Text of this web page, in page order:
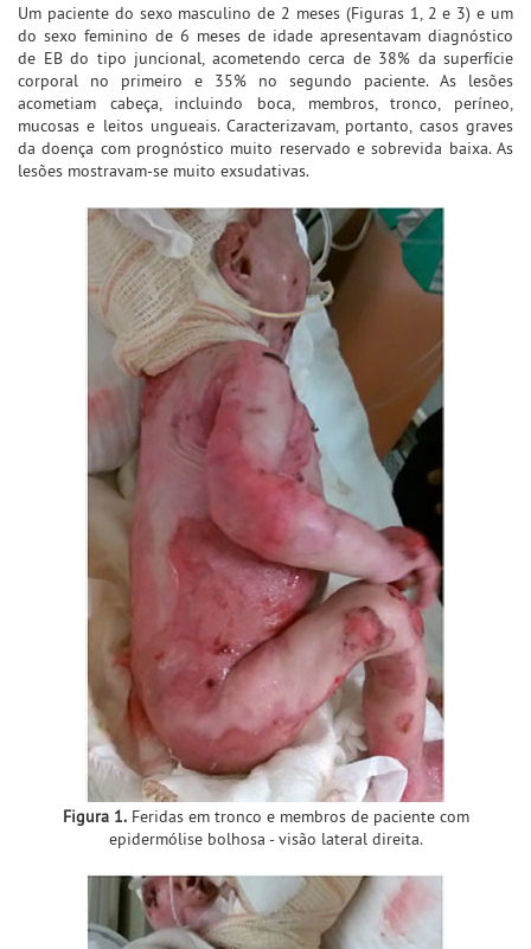
Um paciente do sexo masculino de 2 meses (Figuras 1, 2 e 3) e um
do sexo feminino de 6 meses de idade apresentavam diagnóstico
de EB do tipo juncional, acometendo cerca de 38% da superfície
corporal no primeiro e 35% no segundo paciente. As lesões
acometiam cabeça, incluindo boca, membros, tronco, períneo,
mucosas e leitos ungueais. Caracterizavam, portanto, casos graves
da doença com prognóstico muito reservado e sobrevida baixa. As
lesões mostravam-se muito exsudativas.
Figura 1.Feridas em tronco e membros de paciente com
epidermólise bolhosa - visão lateral direita.